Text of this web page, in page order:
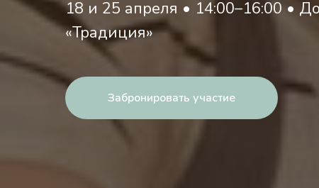
18 и 25 апреля • 14:00–16:00 •
«Традиция»
Забронировать участие